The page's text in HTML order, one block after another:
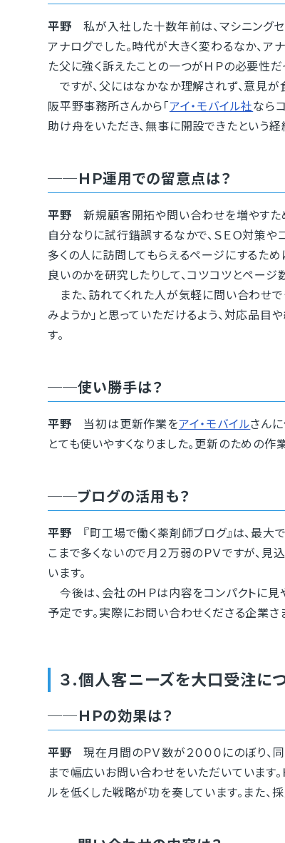
平野 私が入社した十数年前は、マシニング
アナログでした。時代が大きく変わるなか、
た父に強く訴えたことの一つがＨＰの必要性だ
ですが、父にはなかなか理解されず、意見
阪平野事務所さんから「アイ・モバイル社なら
助け舟をいただき、無事に開設できたという経
──ＨＰ運用での留意点は？
平野 新規顧客開拓や問い合わせを増やすた
自分なりに試行錯誤するなかで、ＳＥＯ対策や
多くの人に訪問してもらえるページにするた
良いのかを研究したりして、コツコツとページ
また、訪れてくれた人が気軽に問い合わせで
みようか」と思っていただけるよう、対応品目
す。
──使い勝手は？
平野 当初は更新作業をアイ・モバイルさん
とても使いやすくなりました。更新のための作
──ブログの活用も？
平野 『町工場で働く薬剤師ブログ』は、最大
こまで多くないので月２万弱のＰＶですが、
います。
今後は、会社のＨＰは内容をコンパクトに
予定です。実際にお問い合わせくださる企業
３.個人客ニーズを大口受注に
──ＨＰの効果は？
平野 現在月間のＰＶ数が２０００にのぼり
まで幅広いお問い合わせをいただいています
ルを低くした戦略が功を奏しています。また、